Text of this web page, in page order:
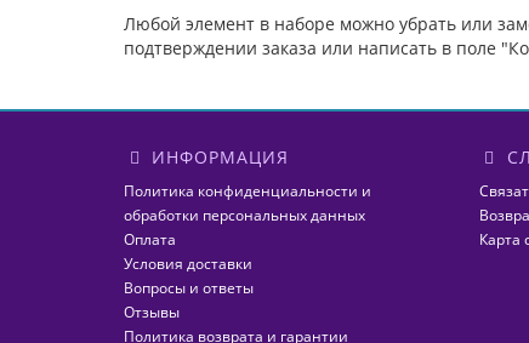
Любой элемент в наборе можно убрать или
подтверждении заказа или написать в поле
ИНФОРМАЦИЯ
Политика конфиденциальности и
обработки персональных данных
Оплата
Условия доставки
Вопросы и ответы
Отзывы
Политика возврата и гарантии
Карта